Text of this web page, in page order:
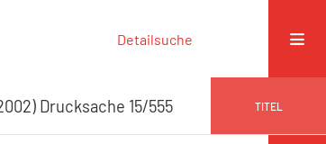
Detailsuche
Drucksache 15/555 TITEL